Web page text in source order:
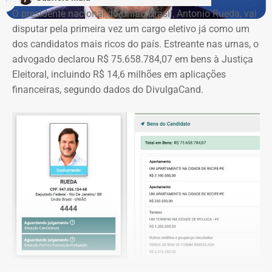
Deputado Fábio Silva em declaração de bens em 2026 — Foto:
O presidente nacional do União Brasil, Antonio Rueda, vai
disputar pela primeira vez um cargo eletivo já como um
dos candidatos mais ricos do país. Estreante nas urnas, o
advogado declarou R$ 75.658.784,07 em bens à Justiça
Eleitoral, incluindo R$ 14,6 milhões em aplicações
financeiras, segundo dados do DivulgaCand.